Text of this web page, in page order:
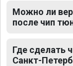
Можно ли
после чип
Где сделать
Санкт-